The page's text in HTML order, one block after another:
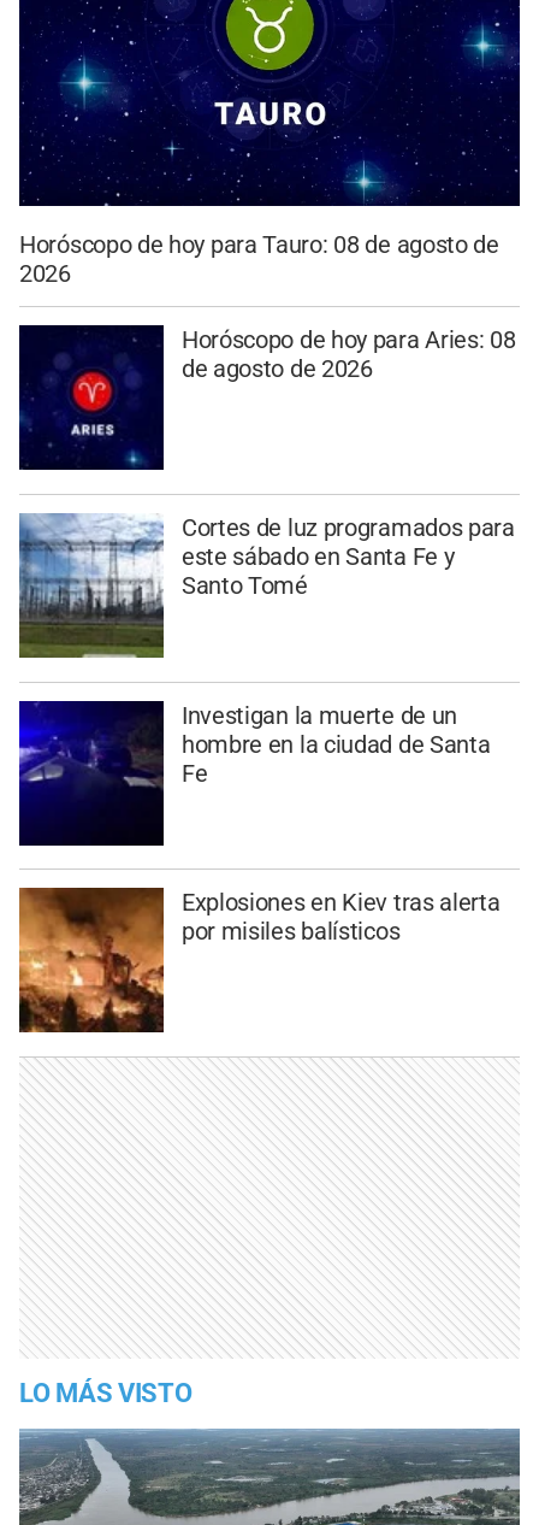
Horóscopo de hoy para Tauro: 08 de agosto de
2026
Horóscopo de hoy para Aries: 08
de agosto de 2026
Cortes de luz programados para
este sábado en Santa Fe y
Santo Tomé
Investigan la muerte de un
hombre en la ciudad de Santa
Fe
Explosiones en Kiev tras alerta
por misiles balísticos
LO MÁS VISTO